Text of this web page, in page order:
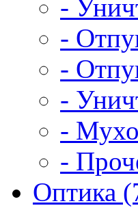
-
-
-
-
-
-
Оптика